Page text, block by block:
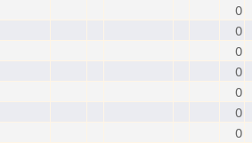
0
0
0
0
0
0
0